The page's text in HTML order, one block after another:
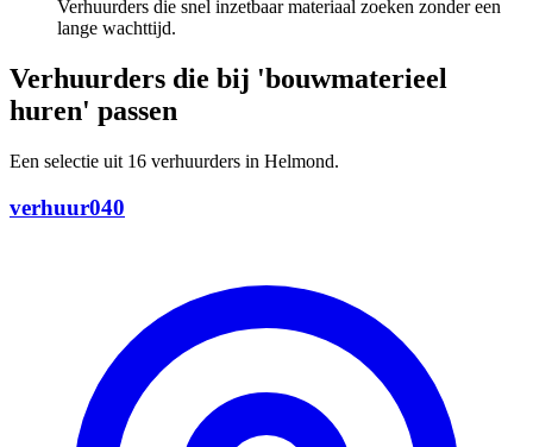
Verhuurders die snel inzetbaar materiaal zoeken zonder een
lange wachttijd.
Verhuurders die bij 'bouwmaterieel
huren' passen
Een selectie uit 16 verhuurders in Helmond.
verhuur040